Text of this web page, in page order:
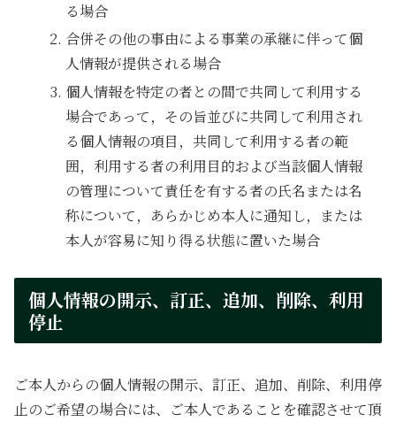
る場合
合併その他の事由による事業の承継に伴って個
人情報が提供される場合
個人情報を特定の者との間で共同して利用する
場合であって，その旨並びに共同して利用され
る個人情報の項目，共同して利用する者の範
囲，利用する者の利用目的および当該個人情報
の管理について責任を有する者の氏名または名
称について，あらかじめ本人に通知し，または
本人が容易に知り得る状態に置いた場合
個人情報の開示、訂正、追加、削除、利用
停止
ご本人からの個人情報の開示、訂正、追加、削除、利用停
止のご希望の場合には、ご本人であることを確認させて頂